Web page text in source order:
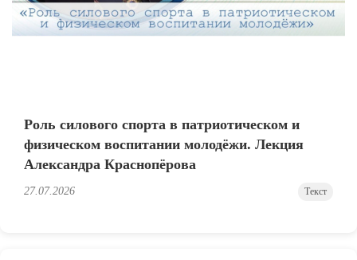
Роль силового спорта в патриотическом и
физическом воспитании молодёжи. Лекция
Александра Краснопёрова
27.07.2026 Текст